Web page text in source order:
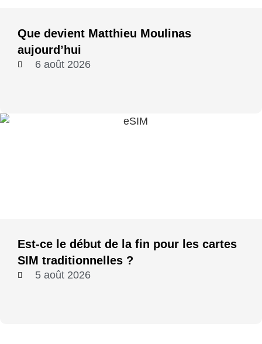
Que devient Matthieu Moulinas
aujourd’hui
6 août 2026
Est-ce le début de la fin pour les cartes
SIM traditionnelles ?
5 août 2026